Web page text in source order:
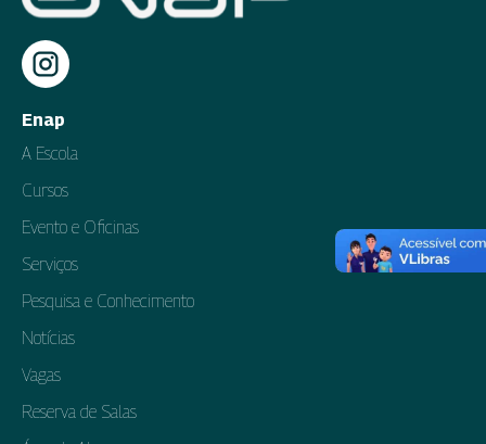
Enap
A Escola
Cursos
Evento e Oficinas
Serviços
Pesquisa e Conhecimento
Notícias
Vagas
Reserva de Salas